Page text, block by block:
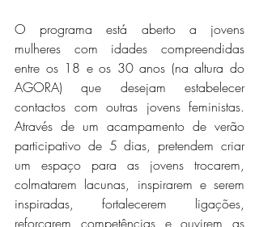
O programa está aberto a jovens
mulheres com idades compreendidas
entre os 18 e os 30 anos (na altura do
AGORA) que desejam estabelecer
contactos com outras jovens feministas.
Através de um acampamento de verão
participativo de 5 dias, pretendem criar
um espaço para as jovens trocarem,
colmatarem lacunas, inspirarem e serem
inspiradas, fortalecerem ligações,
reforçarem competências e ouvirem as